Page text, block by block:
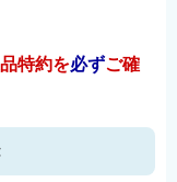
特約を必ずご確